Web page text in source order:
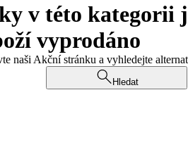
v této kategorii
vyprodáno
naši Akční stránku a vyhledejte
Hledat